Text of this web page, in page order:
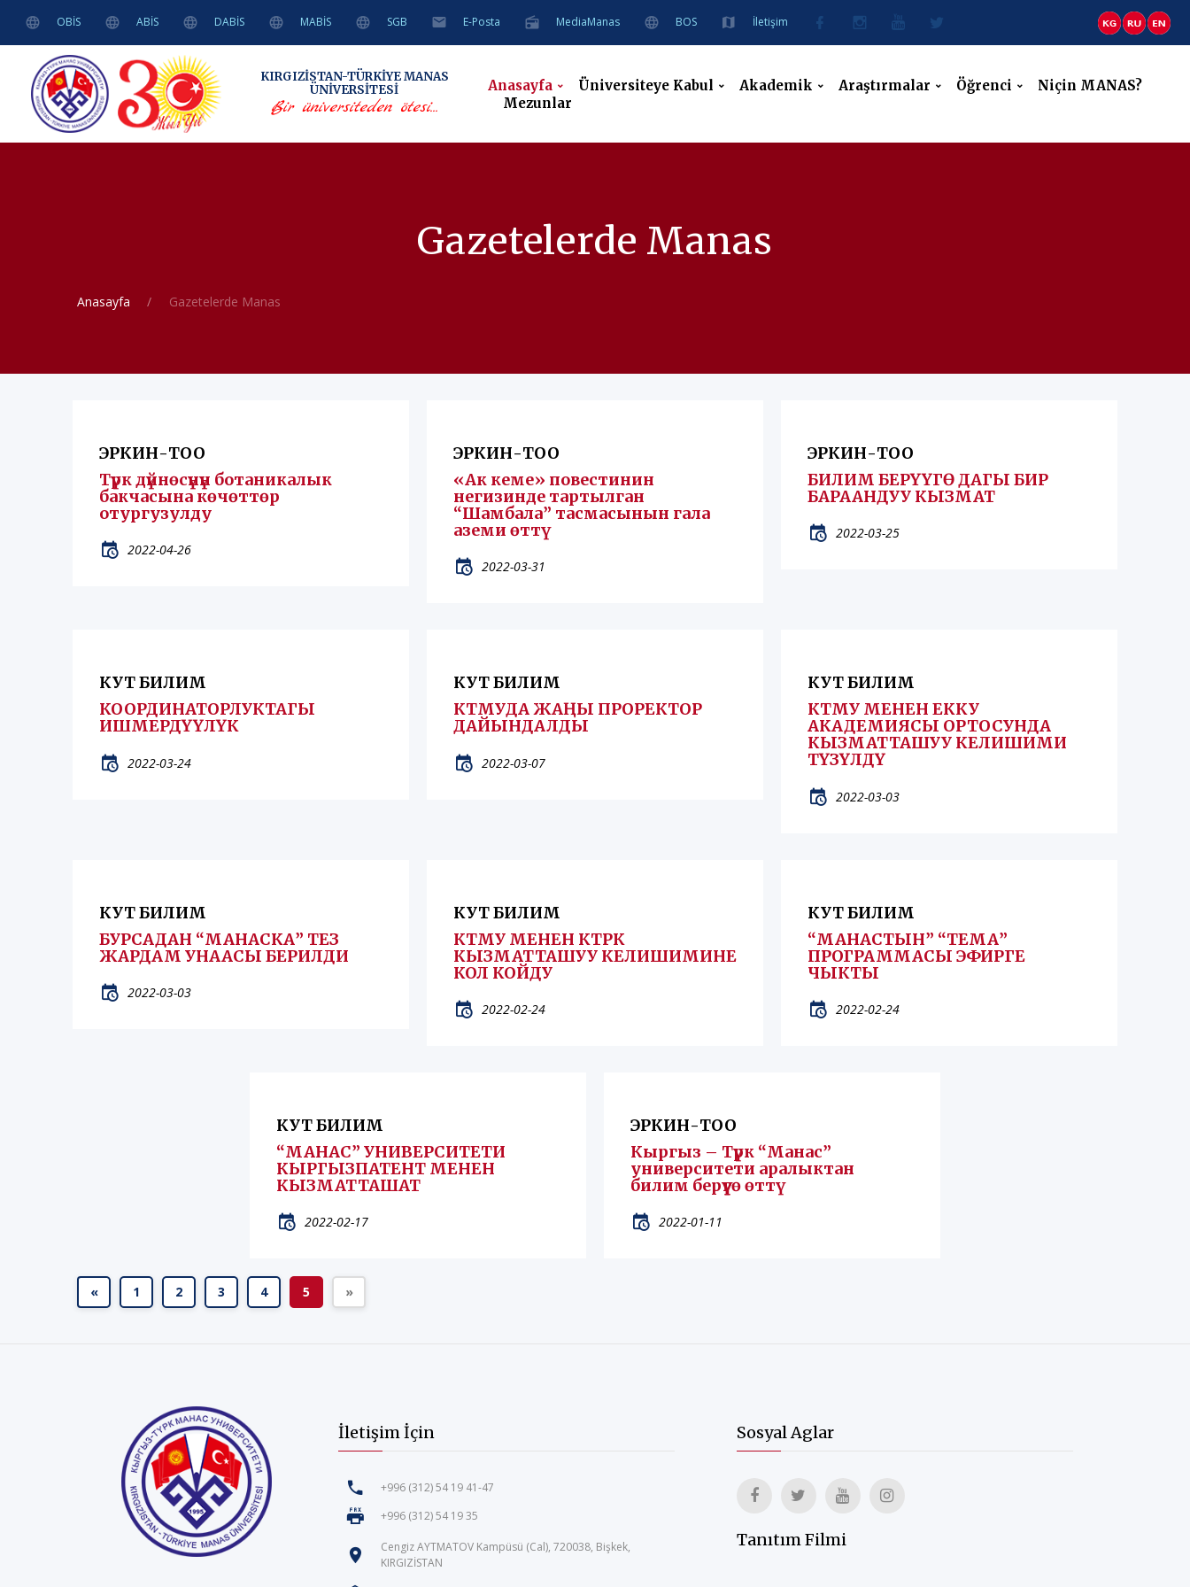
OBİS ABİS DABİS MABİS SGB E-Posta MediaManas BOS İletişim
KIRGIZİSTAN-TÜRKİYEMANAS
ÜNİVERSİTESİ
Bir üniversiteden ötesi...
Anasayfa Üniversiteye Kabul Akademik Araştırmalar Öğrenci
Niçin MANAS?
Mezunlar
Gazetelerde Manas
Anasayfa Gazetelerde Manas
ЭРКИН-ТОО
Түрк дүйнөсүнүн ботаникалык
бакчасына көчөттөр
отургузулду
2022-04-26
ЭРКИН-ТОО
«Ак кеме» повестинин
негизинде тартылган
“Шамбала” тасмасынын гала
аземи өттү
2022-03-31
ЭРКИН-ТОО
БИЛИМ БЕРҮҮГӨ ДАГЫ БИР
БАРААНДУУ КЫЗМАТ
2022-03-25
КУТ БИЛИМ
КООРДИНАТОРЛУКТАГЫ
ИШМЕРДҮҮЛҮК
2022-03-24
КУТ БИЛИМ
КТМУДА ЖАҢЫ ПРОРЕКТОР
ДАЙЫНДАЛДЫ
2022-03-07
КУТ БИЛИМ
КТМУ МЕНЕН ЕККУ
АКАДЕМИЯСЫ ОРТОСУНДА
КЫЗМАТТАШУУ КЕЛИШИМИ
ТҮЗҮЛДҮ
2022-03-03
КУТ БИЛИМ
БУРСАДАН “МАНАСКА” ТЕЗ
ЖАРДАМ УНААСЫ БЕРИЛДИ
2022-03-03
КУТ БИЛИМ
КТМУ МЕНЕН КТРК
КЫЗМАТТАШУУ КЕЛИШИМИНЕ
КОЛ КОЙДУ
2022-02-24
КУТ БИЛИМ
“МАНАСТЫН” “ТЕМА”
ПРОГРАММАСЫ ЭФИРГЕ
ЧЫКТЫ
2022-02-24
КУТ БИЛИМ
“МАНАС” УНИВЕРСИТЕТИ
КЫРГЫЗПАТЕНТ МЕНЕН
КЫЗМАТТАШАТ
2022-02-17
ЭРКИН-ТОО
Кыргыз – Түрк “Манас”
университети аралыктан
билим берүүгө өттү
2022-01-11
« 1 2 3 4 5 »
İletişim İçin
+996 (312) 54 19 41-47
+996 (312) 54 19 35
Cengiz AYTMATOV Kampüsü (Cal), 720038, Bişkek,
KIRGIZİSTAN
Sosyal Aglar
Tanıtım Filmi